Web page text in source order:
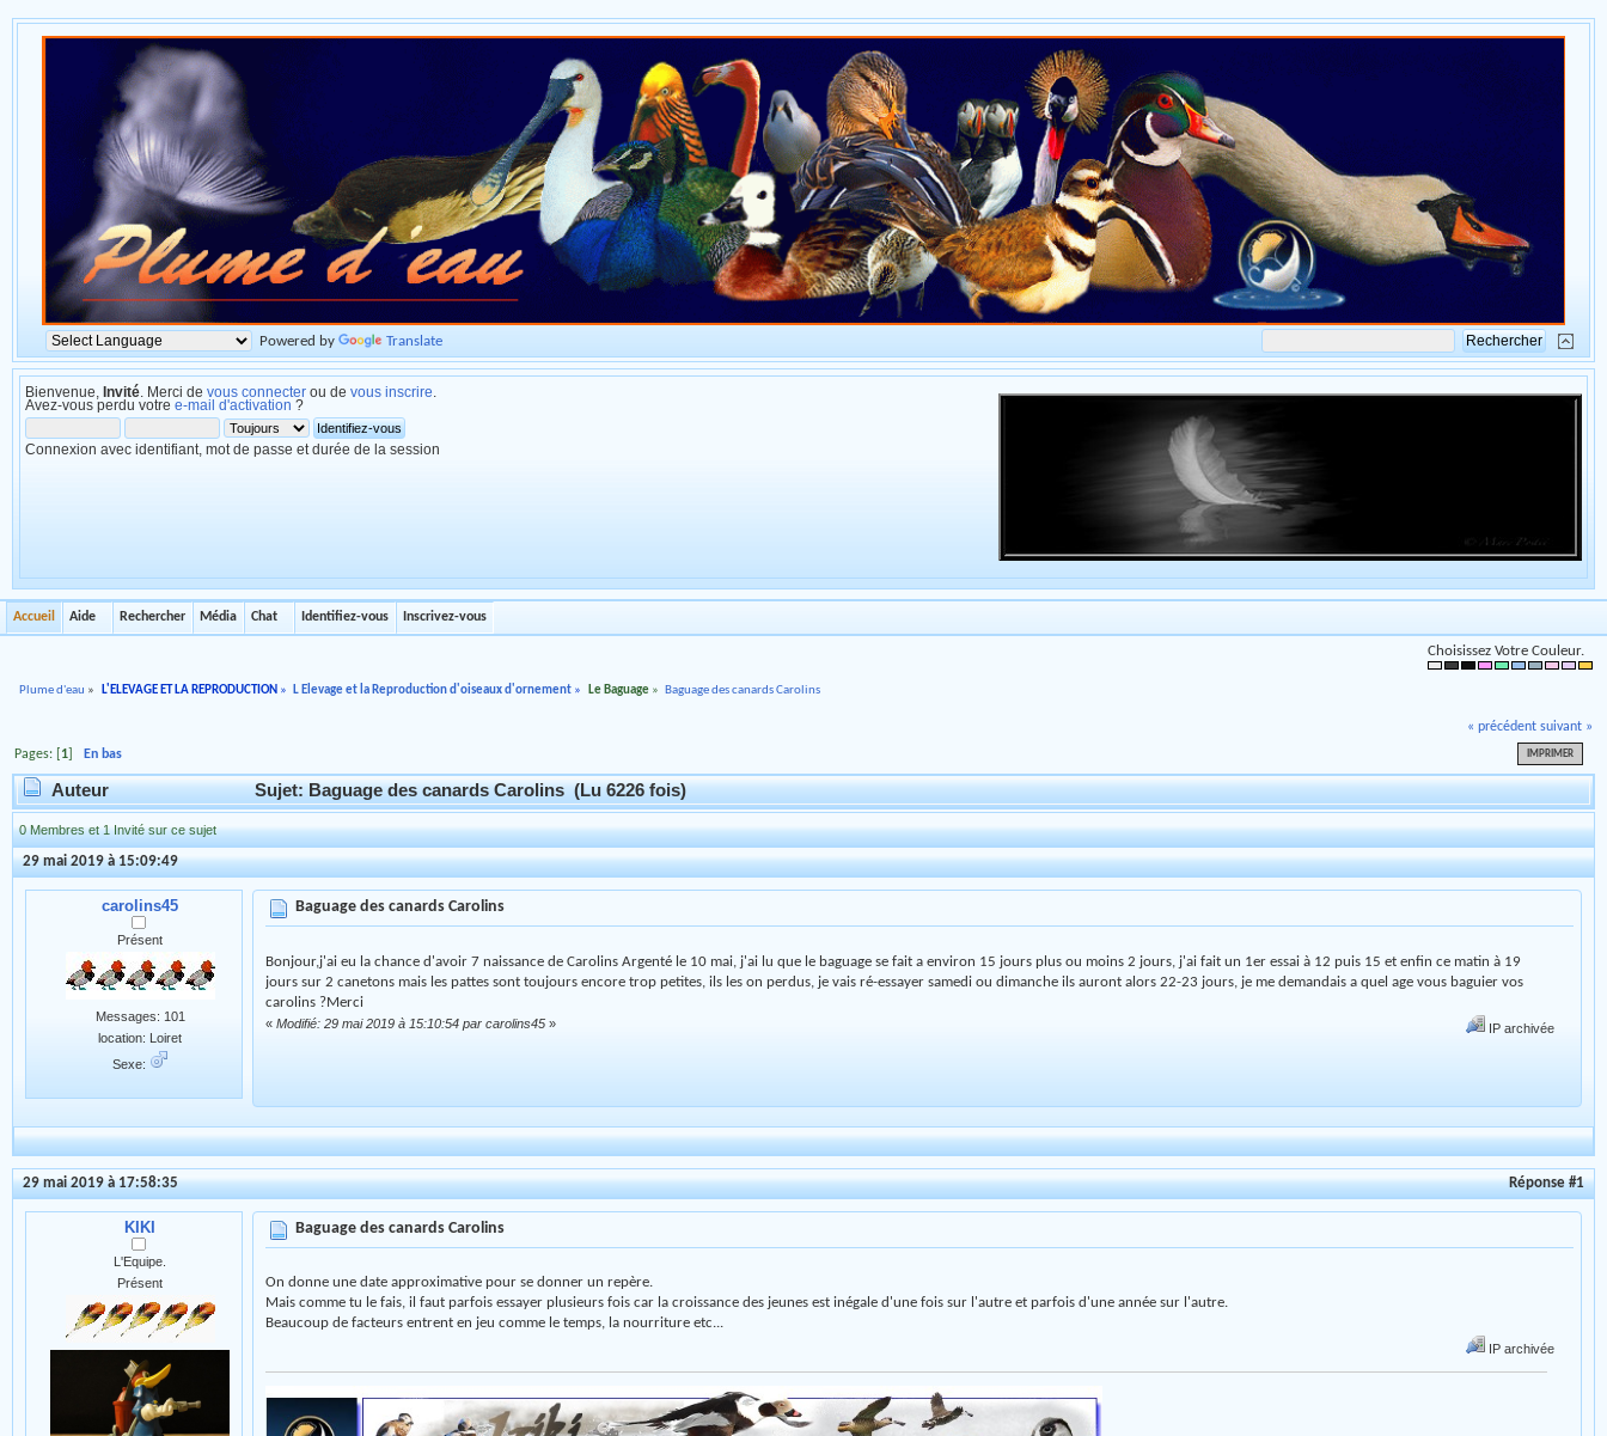
Powered by Translate
Bienvenue, Invité . Merci de vous connecter ou de vous inscrire
Avez-vous perdu votre e-mail d'activation ?
Connexion avec identifiant, mot de passe et durée de la session
Accueil Aide Rechercher Média Chat Identifiez-vous Inscrivez-vous
Choisissez Votre Couleur.
Plume d'eau » L'ELEVAGE ET LA REPRODUCTION» L Elevage et la Reproduction d'oiseaux d'ornement » Le Baguage» Baguage des canards Carolins
« précédent suivant »
IMPRIMER
Pages: [ 1 En bas
Auteur Sujet: Baguage des canards Carolins (Lu 6226 fois)
0 Membres et 1 Invité sur ce sujet
29 mai 2019 à 15:09:49
carolins45
Présent
Messages: 101
location: Loiret
Sexe:
Baguage des canards Carolins
Bonjour,j'ai eu la chance d'avoir 7 naissance de Carolins Argenté le 10 mai, j'ai lu que le baguage se fait a environ 15 jours plus ou moins 2 jours, j'ai fait un 1er essai à 12 puis 15 et enfin ce matin à 19
jours sur 2 canetons mais les pattes sont toujours encore trop petites, ils les on perdus, je vais ré-essayer samedi ou dimanche ils auront alors 22-23 jours, je me demandais a quel age vous baguier vos
carolins ?Merci
« Modifié: 29 mai 2019 à 15:10:54 par carolins45 » IP archivée
29 mai 2019 à 17:58:35 Réponse #1
KIKI
L'Equipe.
Présent
Baguage des canards Carolins
On donne une date approximative pour se donner un repère.
Mais comme tu le fais, il faut parfois essayer plusieurs fois car la croissance des jeunes est inégale d'une fois sur l'autre et parfois d'une année sur l'autre.
Beaucoup de facteurs entrent en jeu comme le temps, la nourriture etc...
IP archivée